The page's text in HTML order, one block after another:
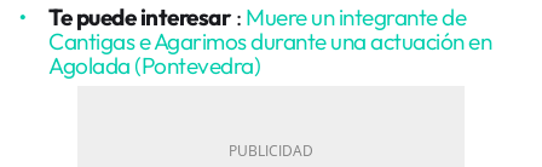
Te puede interesar : Muere un integrante de
Cantigas e Agarimos durante una actuación en
Agolada (Pontevedra)